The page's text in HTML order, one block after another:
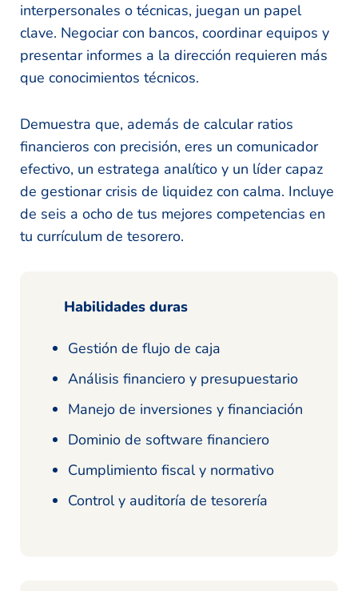
interpersonales o técnicas, juegan un papel
clave. Negociar con bancos, coordinar equipos y
presentar informes a la dirección requieren más
que conocimientos técnicos.
Demuestra que, además de calcular ratios
financieros con precisión, eres un comunicador
efectivo, un estratega analítico y un líder capaz
de gestionar crisis de liquidez con calma. Incluye
de seis a ocho de tus mejores competencias en
tu currículum de tesorero.
Habilidades duras
Gestión de flujo de caja
Análisis financiero y presupuestario
Manejo de inversiones y financiación
Dominio de software financiero
Cumplimiento fiscal y normativo
Control y auditoría de tesorería